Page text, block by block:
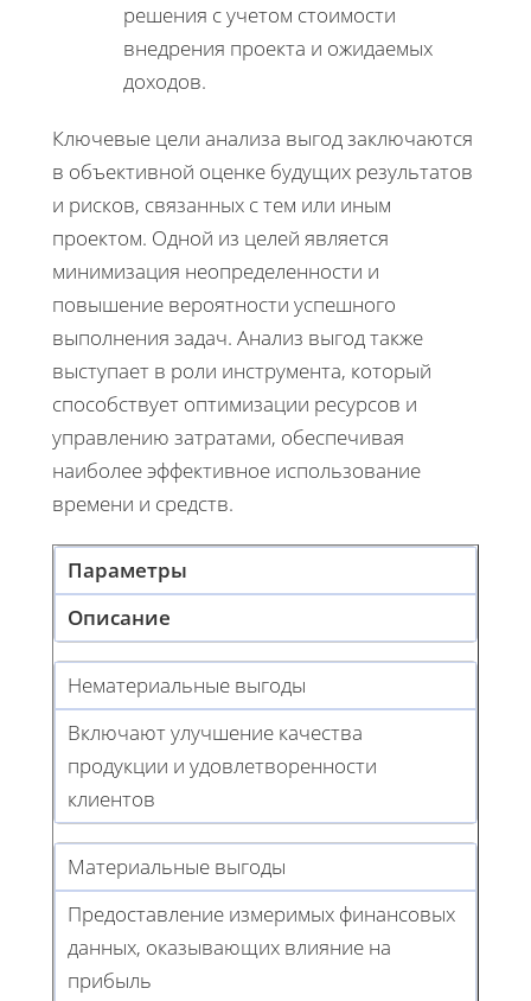
решения с учетом стоимости
внедрения проекта и ожидаемых
доходов.
Ключевые цели анализа выгод заключаются
в объективной оценке будущих результатов
и рисков, связанных с тем или иным
проектом. Одной из целей является
минимизация неопределенности и
повышение вероятности успешного
выполнения задач. Анализ выгод также
выступает в роли инструмента, который
способствует оптимизации ресурсов и
управлению затратами, обеспечивая
наиболее эффективное использование
времени и средств.
Параметры
Описание
Нематериальные выгоды
Включают улучшение качества
продукции и удовлетворенности
клиентов
Материальные выгоды
Предоставление измеримых финансовых
данных, оказывающих влияние на
прибыль